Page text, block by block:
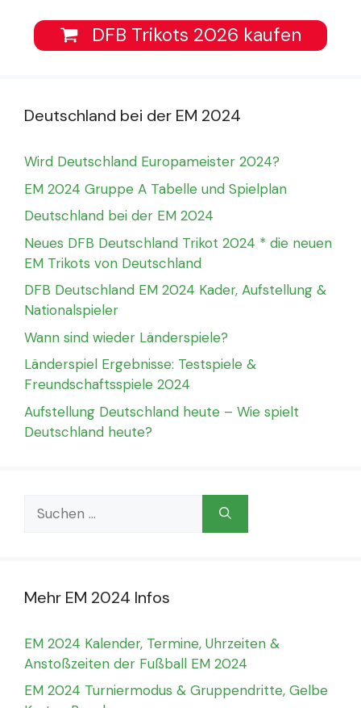
DFB Trikots 2026 kaufen
Deutschland bei der EM 2024
Wird Deutschland Europameister 2024?
EM 2024 Gruppe A Tabelle und Spielplan
Deutschland bei der EM 2024
Neues DFB Deutschland Trikot 2024 * die neuen
EM Trikots von Deutschland
DFB Deutschland EM 2024 Kader, Aufstellung &
Nationalspieler
Wann sind wieder Länderspiele?
Länderspiel Ergebnisse: Testspiele &
Freundschaftsspiele 2024
Aufstellung Deutschland heute – Wie spielt
Deutschland heute?
Suchen
nach:
Mehr EM 2024 Infos
EM 2024 Kalender, Termine, Uhrzeiten &
Anstoßzeiten der Fußball EM 2024
EM 2024 Turniermodus & Gruppendritte, Gelbe